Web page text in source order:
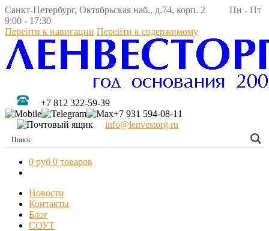
Санкт-Петербург, Октябрьская наб., д.74, корп. 2 Пн - Пт
9:00 - 17:30
Перейти к навигации Перейти к содержимому
+7 812 322-59-39
+7 931 594-08-11
info@lenvestorg.ru
0 руб 0 товаров
Новости
Контакты
Блог
СОУТ